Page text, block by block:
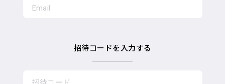
招待コードを入力する